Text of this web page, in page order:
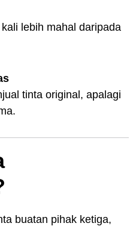
lebih mahal daripada
tinta original, apalagi
buatan pihak ketiga,